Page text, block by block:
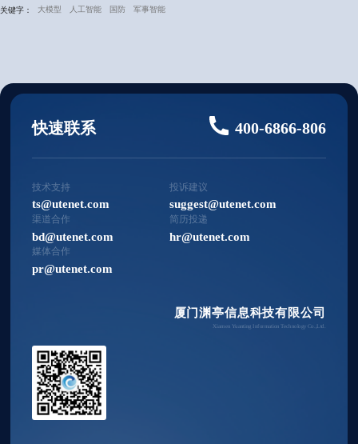
关键字： 大模型 人工智能 国防 军事智能
快速联系 400-6866-806
技术支持
ts@utenet.com
投诉建议
suggest@utenet.com
渠道合作
bd@utenet.com
简历投递
hr@utenet.com
媒体合作
pr@utenet.com
厦门渊亭信息科技有限公司
Xiamen Yuanting Information Technology Co.,Ltd.